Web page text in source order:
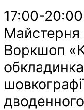
17:00-
Майстерня
Воркшоп